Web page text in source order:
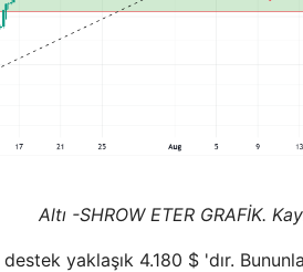
Altı -SHROW ETER GRAFİK.
destek yaklaşık 4.180 $ 'dır.